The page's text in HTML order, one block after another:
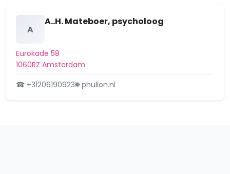
IJburg-Oost
IJburg-West
A
A..H. Mateboer, psycholoog
Eurokade 58
1060RZ Amsterdam
☎ +31206190923🌐 phullon.nl